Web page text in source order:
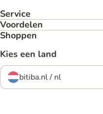
Service
Voordelen
Shoppen
Kies een land
bitiba.nl / nl